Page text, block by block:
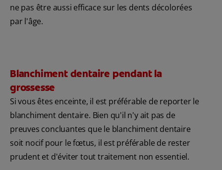
ne pas être aussi efficace sur les dents décolorées
par l'âge.
Blanchiment dentaire pendant la
grossesse
Si vous êtes enceinte, il est préférable de reporter le
blanchiment dentaire. Bien qu'il n'y ait pas de
preuves concluantes que le blanchiment dentaire
soit nocif pour le fœtus, il est préférable de rester
prudent et d'éviter tout traitement non essentiel.